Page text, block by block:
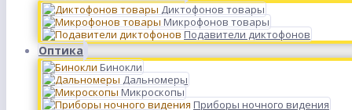
Диктофонов товары
Микрофонов товары
Подавители диктофонов
Оптика
Бинокли
Дальномеры
Микроскопы
Приборы ночного видения